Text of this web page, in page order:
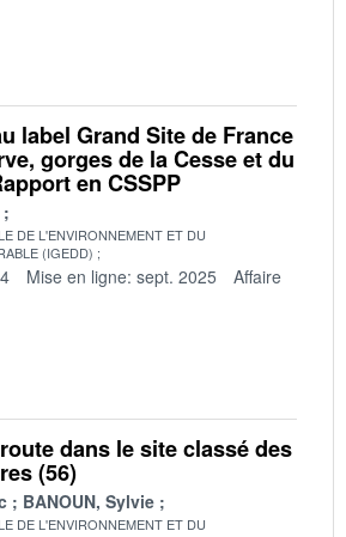
label Grand Site de France
gorges de la Cesse et du
en CSSPP
DE L'ENVIRONNEMENT ET DU
(IGEDD)
Mise en ligne: sept. 2025
Affaire
dans le site classé des
(56)
BANOUN, Sylvie
DE L'ENVIRONNEMENT ET DU